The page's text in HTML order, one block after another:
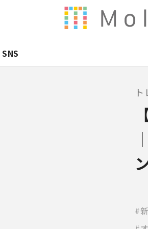
SNS